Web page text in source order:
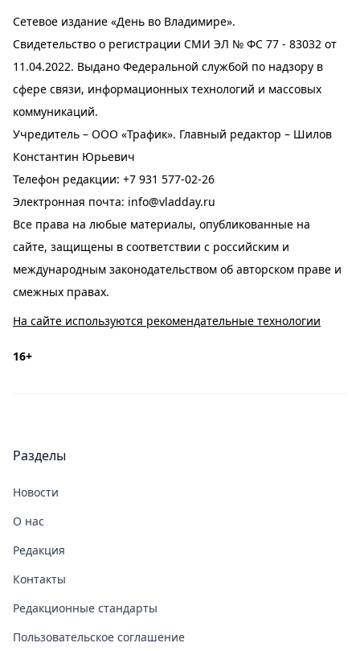
Сетевое издание «День во Владимире».
Свидетельство о регистрации СМИ ЭЛ № ФС 77 - 83032 от
11.04.2022. Выдано Федеральной службой по надзору в
сфере связи, информационных технологий и массовых
коммуникаций.
Учредитель – ООО «Трафик». Главный редактор – Шилов
Константин Юрьевич
Телефон редакции: +7 931 577-02-26
Электронная почта: info@vladday.ru
Все права на любые материалы, опубликованные на
сайте, защищены в соответствии с российским и
международным законодательством об авторском праве и
смежных правах.
На сайте используются рекомендательные технологии
16+
Разделы
Новости
О нас
Редакция
Контакты
Редакционные стандарты
Пользовательское соглашение